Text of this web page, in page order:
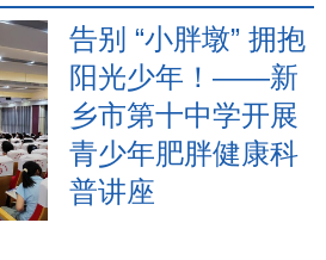
告别 “小胖墩” 拥抱
阳光少年！——新
乡市第十中学开展
青少年肥胖健康科
普讲座